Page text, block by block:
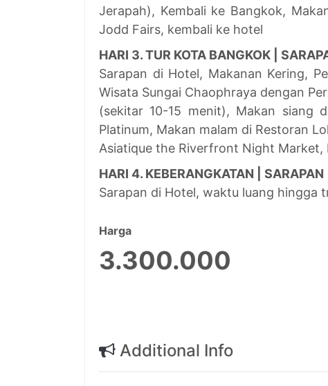
Jerapah), Kembali ke Bangkok,
Jodd Fairs, kembali ke hotel
HARI 3. TUR KOTA BANGKOK |
Sarapan di Hotel, Makanan Kering,
Wisata Sungai Chaophraya dengan
(sekitar 10-15 menit), Makan siang
Platinum, Makan malam di Restoran
Asiatique the Riverfront Night Market,
HARI 4. KEBERANGKATAN | SARAPAN
Sarapan di Hotel, waktu luang hingga
Harga
3.300.000
Additional Info